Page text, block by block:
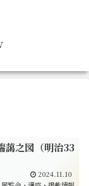
藹之図（明治33
2024.11.10